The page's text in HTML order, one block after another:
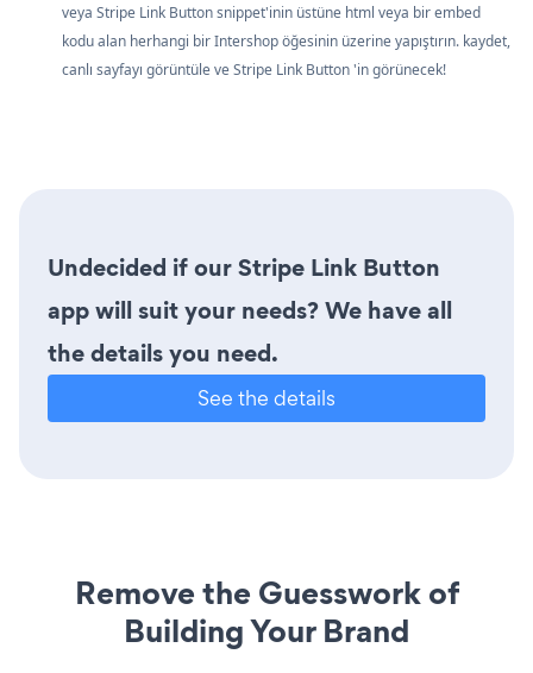
veya Stripe Link Button snippet'inin üstüne html veya bir embed
kodu alan herhangi bir Intershop öğesinin üzerine yapıştırın. kaydet,
canlı sayfayı görüntüle ve Stripe Link Button 'in görünecek!
Undecided if our Stripe Link Button
app will suit your needs? We have all
the details you need.
See the details
Remove the Guesswork of
Building Your Brand